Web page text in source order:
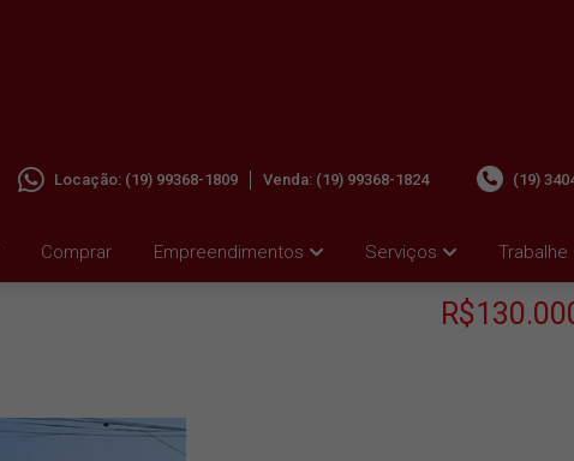
Comprar Empreendimentos Serviços
Locação: (19) 99368-1809 Venda: (19) 99368-1824 (19)